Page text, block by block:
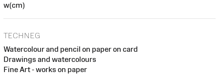
w(cm)
TECHNEG
Watercolour and pencil on paper on card
Drawings and watercolours
Fine Art - works on paper